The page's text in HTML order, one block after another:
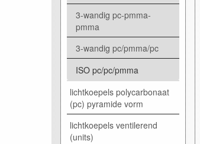
3-wandig pc-pmma-
pmma
3-wandig pc/pmma/pc
ISO pc/pc/pmma
lichtkoepels polycarbonaat
(pc) pyramide vorm
lichtkoepels ventilerend
(units)